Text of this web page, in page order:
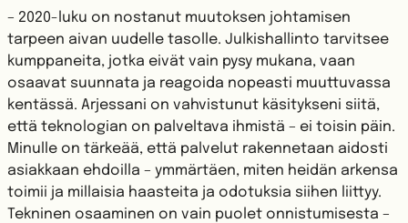
– 2020-luku on nostanut muutoksen johtamisen
tarpeen aivan uudelle tasolle. Julkishallinto tarvitsee
kumppaneita, jotka eivät vain pysy mukana, vaan
osaavat suunnata ja reagoida nopeasti muuttuvassa
kentässä. Arjessani on vahvistunut käsitykseni siitä,
että teknologian on palveltava ihmistä – ei toisin päin.
Minulle on tärkeää, että palvelut rakennetaan aidosti
asiakkaan ehdoilla – ymmärtäen, miten heidän arkensa
toimii ja millaisia haasteita ja odotuksia siihen liittyy.
Tekninen osaaminen on vain puolet onnistumisesta –